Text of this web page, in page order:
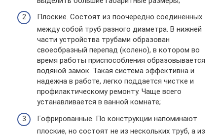
Плоские. Состоят из поочередно соединенных
между собой труб разного диаметра. В нижней
части устройства трубами образован
своеобразный перепад (колено), в котором во
время работы приспособления образовывается
водяной замок. Такая система эффективна и
надежна в работе, легко поддается чистке и
профилактическому ремонту. Чаще всего
устанавливается в ванной комнате;
Гофрированные. По конструкции напоминают
плоские, но состоят не из нескольких труб, а из